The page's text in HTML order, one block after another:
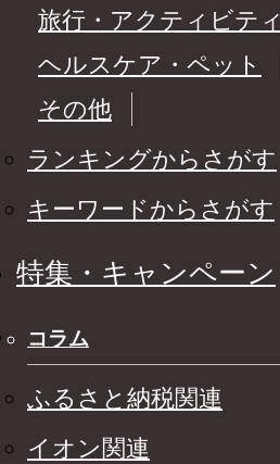
旅行・アクティビティ
ヘルスケア・ペット
その他
ランキングからさがす
キーワードからさがす
特集・キャンペーン
コラム
ふるさと納税関連
イオン関連